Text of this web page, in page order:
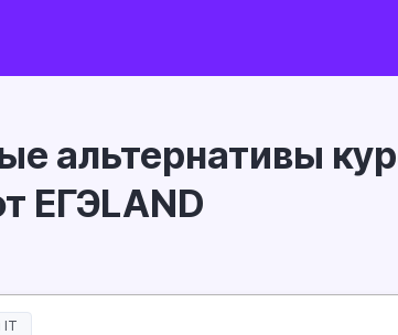
альтернативы
ЕГЭLAND
IT